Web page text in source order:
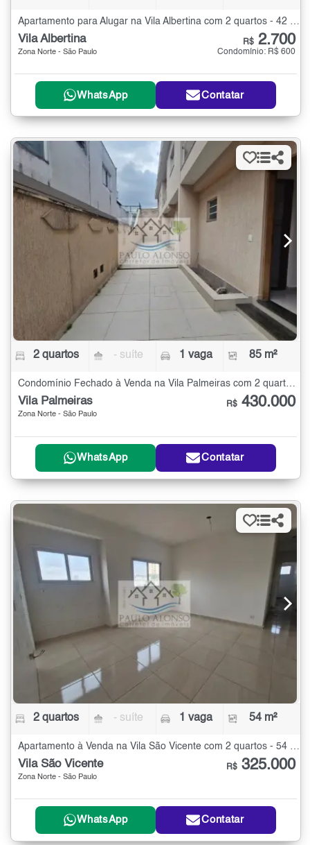
Apartamento para Alugar na Vila Albertina com 2 quartos - 42 m²
Vila Albertina
Zona Norte - São Paulo
R$ 2.700
Condomínio: R$ 600
WhatsApp Contatar
2 quartos - suíte 1 vaga 85 m²
Condomínio Fechado à Venda na Vila Palmeiras com 2 quartos - 85 m²
Vila Palmeiras
Zona Norte - São Paulo
R$ 430.000
WhatsApp Contatar
2 quartos - suíte 1 vaga 54 m²
Vila São Vicente
Zona Norte - São Paulo
R$ 325.000
WhatsApp Contatar